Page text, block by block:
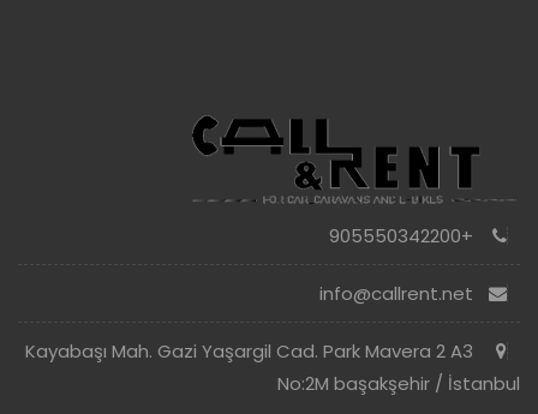
+905550342200
Kayabaşı Mah. Gazi Yaşargil Cad. Park Mavera 2 A3
No:2M başakşehir / İstanbul